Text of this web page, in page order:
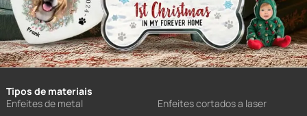
Tipos de materiais
Enfeites de metal
Enfeites cortados a laser